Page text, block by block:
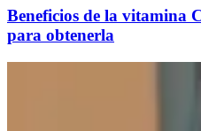
Beneficios de la vitamina
para obtenerla